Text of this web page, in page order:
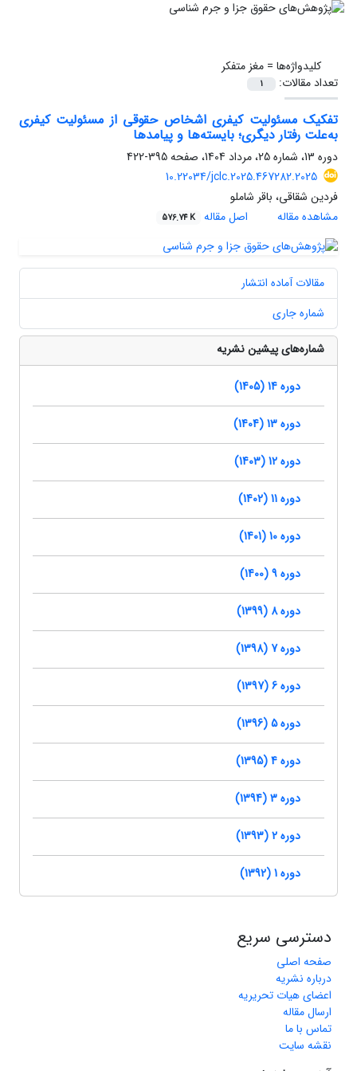
کلیدواژه‌ها =مغز متفکر
تعداد مقالات:
1
تفکیک مسئولیت کیفری اشخاص حقوقی از مسئولیت کیفری
به‌علت رفتار دیگری؛ بایسته‌ها و پیامدها
دوره 13، شماره 25، مرداد 1404، صفحه
395-422
10.22034/jclc.2025.467282.2025
فردین شقاقی، باقر شاملو
مشاهده مقاله
اصل مقاله 576.74 K
مقالات آماده انتشار
شماره جاری
شماره‌های پیشین نشریه
دوره 14 (1405)
دوره 13 (1404)
دوره 12 (1403)
دوره 11 (1402)
دوره 10 (1401)
دوره 9 (1400)
دوره 8 (1399)
دوره 7 (1398)
دوره 6 (1397)
دوره 5 (1396)
دوره 4 (1395)
دوره 3 (1394)
دوره 2 (1393)
دوره 1 (1392)
دسترسی سریع
صفحه اصلی
درباره نشریه
اعضای هیات تحریریه
ارسال مقاله
تماس با ما
نقشه سایت